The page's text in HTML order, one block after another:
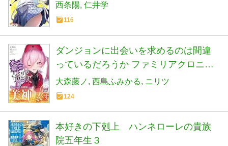
西条陽 仁井学
116
ダンジョンに出会いを求めるのは間違
っているだろうか ファミリアクロニク
ル episodeヘイズ (GA文庫)
大森藤ノ 西島ふみかる ニリツ
124
本好きの下剋上 ハンネローレの貴族
院五年生３